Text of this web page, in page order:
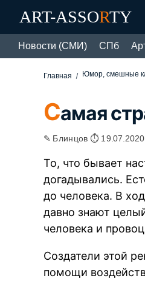
ART-ASSORTY
Новости (СМИ) СПб
Главная Юмор, смешные
Самая
✎ Блинцов ⏱
То, что бывает
догадывались.
до человека. В
давно знают
человека и
Создатели этой
помощи